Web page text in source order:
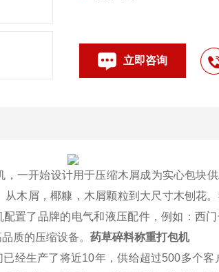
立即咨询
一开始设计用于压缩木屑成为实心包块
木屑，椰糠，木屑颗粒到大尺寸木刨花
置了品牌的电气和液压配件，例如：西
质的压缩设备。 药草碎料称重打包机
经生产了将近10年，供给超过500多个